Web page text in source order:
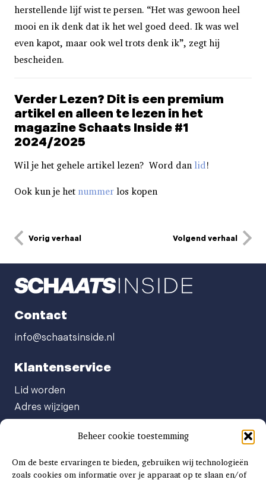
Beheer cookie toestemming
Om de beste ervaringen te bieden, gebruiken wij technologieën
zoals cookies om informatie over je apparaat op te slaan en/of
herstellende lijf wist te persen. “Het was gewoon heel
mooi en ik denk dat ik het wel goed deed. Ik was wel
even kapot, maar ook wel trots denk ik”, zegt hij
bescheiden.
Verder Lezen? Dit is een premium
artikel en alleen te lezen in het
magazine Schaats Inside #1
2024/2025
Wil je het gehele artikel lezen? Word dan lid !
Ook kun je het nummer los kopen
Vorig verhaal Volgend verhaal
Contact
info@schaatsinside.nl
Klantenservice
Lid worden
Adres wijzigen
Abonnement opzeggen
Afgeven automatische incasso
Factuur betalen